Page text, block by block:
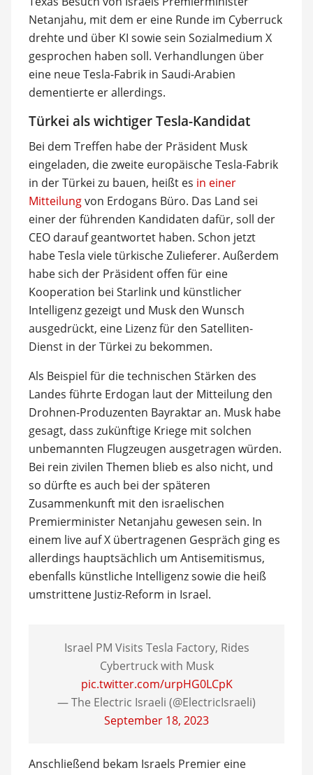
Netanjahu, mit dem er eine Runde im Cyberruck
drehte und über KI sowie sein Sozialmedium X
gesprochen haben soll. Verhandlungen über
eine neue Tesla-Fabrik in Saudi-Arabien
dementierte er allerdings.
Türkei als wichtiger Tesla-Kandidat
Bei dem Treffen habe der Präsident Musk
eingeladen, die zweite europäische Tesla-Fabrik
in der Türkei zu bauen, heißt es in einer
Mitteilungvon Erdogans Büro. Das Land sei
einer der führenden Kandidaten dafür, soll der
CEO darauf geantwortet haben. Schon jetzt
habe Tesla viele türkische Zulieferer. Außerdem
habe sich der Präsident offen für eine
Kooperation bei Starlink und künstlicher
Intelligenz gezeigt und Musk den Wunsch
ausgedrückt, eine Lizenz für den Satelliten-
Dienst in der Türkei zu bekommen.
Als Beispiel für die technischen Stärken des
Landes führte Erdogan laut der Mitteilung den
Drohnen-Produzenten Bayraktar an. Musk habe
gesagt, dass zukünftige Kriege mit solchen
unbemannten Flugzeugen ausgetragen würden.
Bei rein zivilen Themen blieb es also nicht, und
so dürfte es auch bei der späteren
Zusammenkunft mit den israelischen
Premierminister Netanjahu gewesen sein. In
einem live auf X übertragenen Gespräch ging es
allerdings hauptsächlich um Antisemitismus,
ebenfalls künstliche Intelligenz sowie die heiß
umstrittene Justiz-Reform in Israel.
Israel PM Visits Tesla Factory, Rides
Cybertruck with Musk
pic.twitter.com/urpHG0LCpK
— The Electric Israeli (@ElectricIsraeli)
September 18, 2023
Anschließend bekam Israels Premier eine